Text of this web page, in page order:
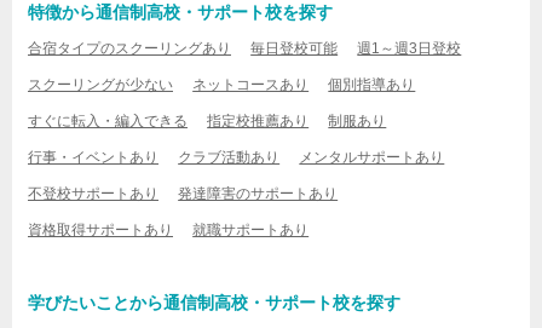
特徴から通信制高校・サポート校を探す
合宿タイプのスクーリングあり 毎日登校可能 週1～週3日登校
スクーリングが少ない ネットコースあり 個別指導あり
すぐに転入・編入できる 指定校推薦あり 制服あり
行事・イベントあり クラブ活動あり メンタルサポートあり
不登校サポートあり 発達障害のサポートあり
資格取得サポートあり 就職サポートあり
学びたいことから通信制高校・サポート校を探す